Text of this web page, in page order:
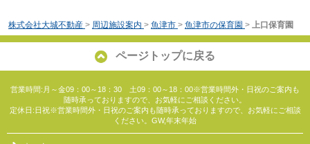
株式会社大城不動産 > 周辺施設案内 > 魚津市 > 魚津市の保育園 > 上口保育園
ページトップに戻る
営業時間:月～金09：00～18：30 土09：00～18：00※営業時間外・日祝のご案内も
随時承っておりますので、お気軽にご相談ください。
定休日:日祝※営業時間外・日祝のご案内も随時承っておりますので、お気軽にご相談
ください。GW,年末年始